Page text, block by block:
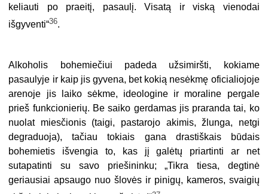
keliauti po praeitį, pasaulį. Visatą ir viską vienodai
išgyventi“36.
Alkoholis bohemiečiui padeda užsimiršti, kokiame
pasaulyje ir kaip jis gyvena, bet kokią nesėkmę oficialiojoje
arenoje jis laiko sėkme, ideologine ir moraline pergale
prieš funkcionierių. Be saiko gerdamas jis praranda tai, ko
nuolat miesčionis (taigi, pastarojo akimis, žlunga, netgi
degraduoja), tačiau tokiais gana drastiškais būdais
bohemietis išvengia to, kas jį galėtų priartinti ar net
sutapatinti su savo priešininku; „Tikra tiesa, degtinė
geriausiai apsaugo nuo šlovės ir pinigų, kameros, svaigių